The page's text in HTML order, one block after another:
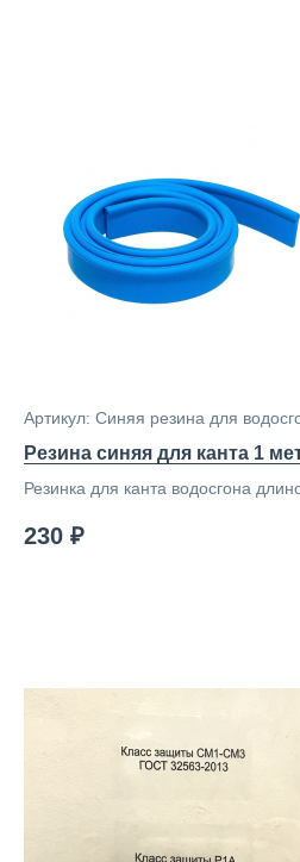
Артикул: Синяя резина для
Резина синяя для канта 1
Резинка для канта водосгона
230 ₽